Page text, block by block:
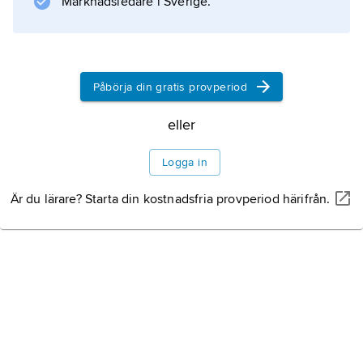
Påbörja din gratis provperiod
eller
Logga in
Är du lärare? Starta din kostnadsfria provperiod härifrån.